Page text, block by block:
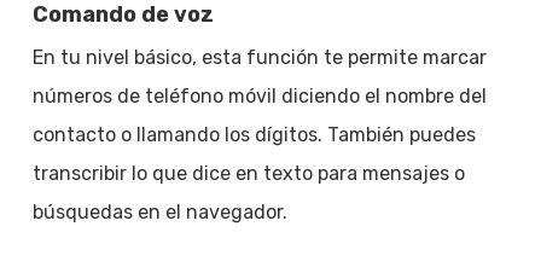
Comando de voz
En tu nivel básico, esta función te permite marcar
números de teléfono móvil diciendo el nombre del
contacto o llamando los dígitos. También puedes
transcribir lo que dice en texto para mensajes o
búsquedas en el navegador.